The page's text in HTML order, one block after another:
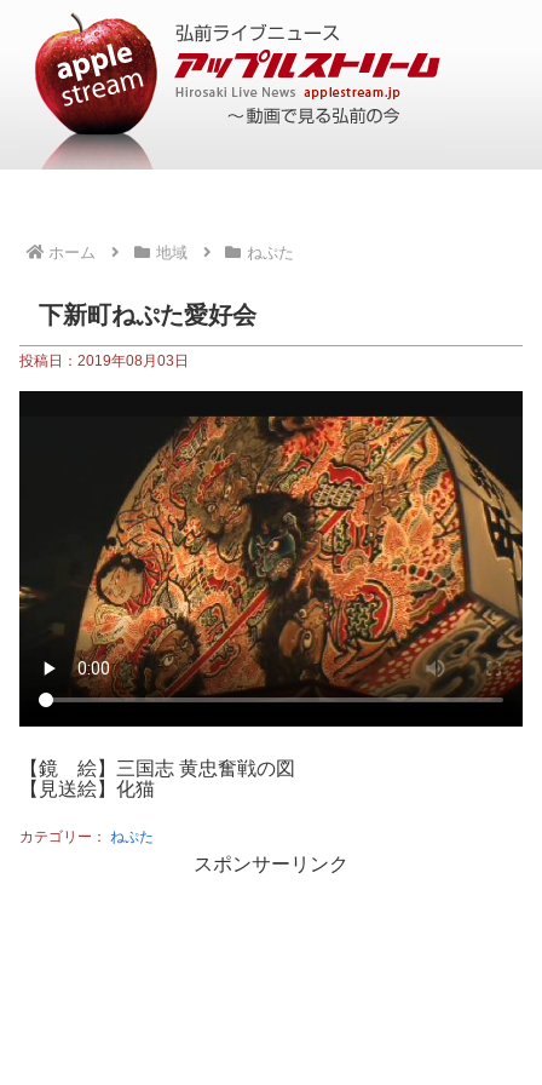
ホーム 地域 ねぷた
下新町ねぷた愛好会
投稿日：2019年08月03日
【鏡 絵】三国志 黄忠奮戦の図
【見送絵】化猫
カテゴリー： ねぷた
スポンサーリンク